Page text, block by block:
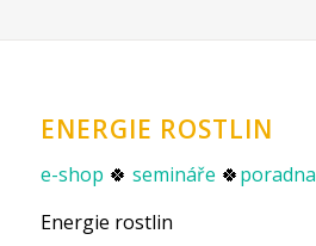
ENERGIE ROSTLIN
e-shop 🍀 semináře 🍀poradna
Energie rostlin